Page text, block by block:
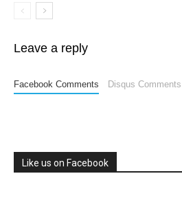
Leave a reply
Facebook Comments Disqus Comments
Like us on Facebook